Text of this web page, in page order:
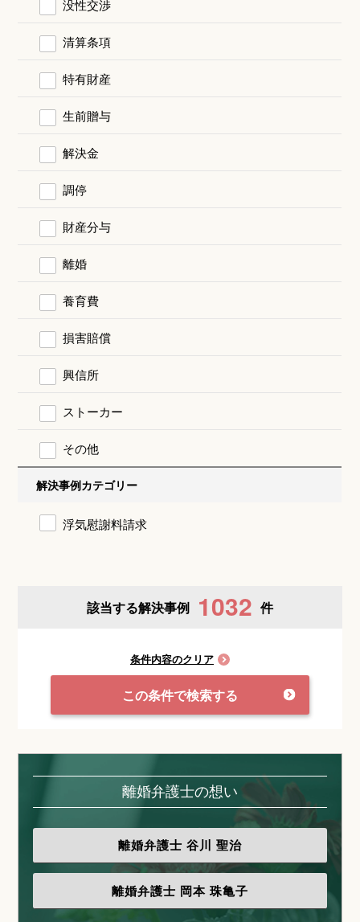
没性交渉
清算条項
特有財産
生前贈与
解決金
調停
財産分与
離婚
養育費
損害賠償
興信所
ストーカー
その他
解決事例カテゴリー
浮気慰謝料請求
該当する解決事例 1032 件
条件内容のクリア
この条件で検索する
離婚弁護士の想い
離婚弁護士 谷川 聖治
離婚弁護士 岡本 珠亀子